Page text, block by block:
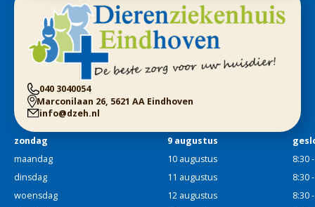
040 3040054
Marconilaan 26, 5621 AA Eindhoven
info@dzeh.nl
zondag 9 augustus
maandag
10 augustus
8:30
dinsdag
11 augustus
8:30
woensdag
12 augustus
8:30